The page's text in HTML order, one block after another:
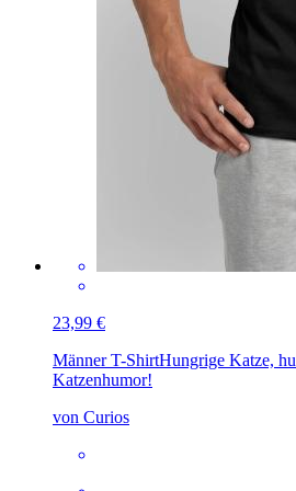
23,99 €
Männer T-ShirtHungrige Katze,
Katzenhumor!
von Curios